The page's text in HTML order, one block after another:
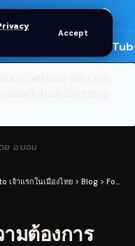
Accept
🎬
ย อ.บอม
เจ้าแรกในเมืองไทย > Blog > Forex Trading
ามต้องการ